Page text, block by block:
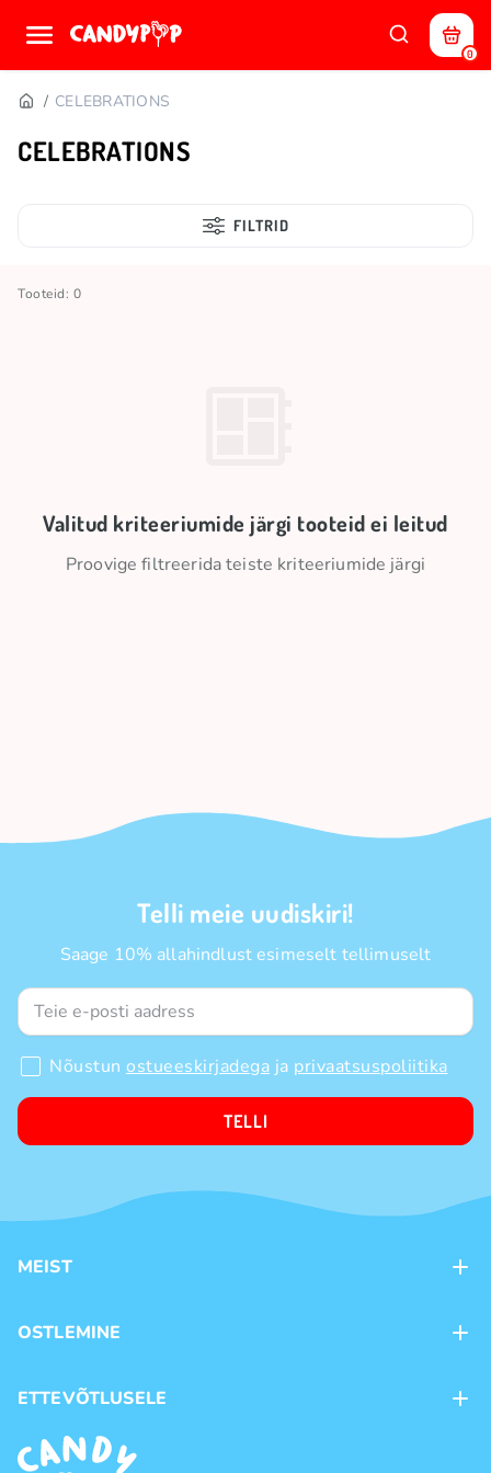
0
CELEBRATIONS
CELEBRATIONS
FILTRID
Tooteid: 0
Valitud kriteeriumide järgi tooteid ei leitud
Proovige filtreerida teiste kriteeriumide järgi
Telli meie uudiskiri!
Saage 10% allahindlust esimeselt tellimuselt
Nõustun ostueeskirjadega ja privaatsuspoliitika
TELLI
MEIST
Kauplused
OSTLEMINE
Ostutingimused
Privaatsuspoliitika
ETTEVÕTLUSELE
Frantsiis